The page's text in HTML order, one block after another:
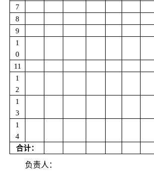
7
8
9
1
0
11
1
2
1
3
1
4
合计：
负责人：